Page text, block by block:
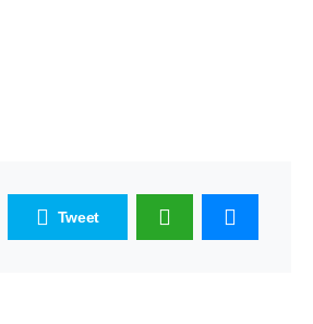
Tweet